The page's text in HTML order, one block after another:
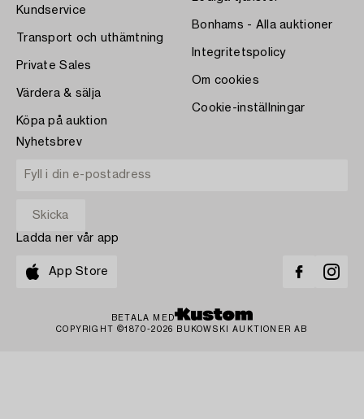
Kundservice
Transport och uthämtning
Private Sales
Värdera & sälja
Köpa på auktion
Bonhams - Alla auktioner
Integritetspolicy
Om cookies
Cookie-inställningar
Nyhetsbrev
Ladda ner vår app
App Store
BETALA MED
COPYRIGHT ©1870-2026 BUKOWSKI AUKTIONER AB